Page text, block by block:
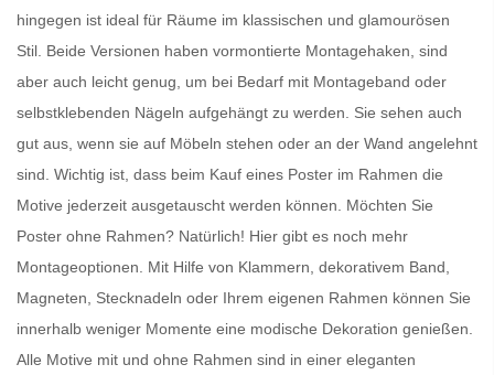
hingegen ist ideal für Räume im klassischen und glamourösen
Stil. Beide Versionen haben vormontierte Montagehaken, sind
aber auch leicht genug, um bei Bedarf mit Montageband oder
selbstklebenden Nägeln aufgehängt zu werden. Sie sehen auch
gut aus, wenn sie auf Möbeln stehen oder an der Wand angelehnt
sind. Wichtig ist, dass beim Kauf eines Poster im Rahmen die
Motive jederzeit ausgetauscht werden können. Möchten Sie
Poster ohne Rahmen? Natürlich! Hier gibt es noch mehr
Montageoptionen. Mit Hilfe von Klammern, dekorativem Band,
Magneten, Stecknadeln oder Ihrem eigenen Rahmen können Sie
innerhalb weniger Momente eine modische Dekoration genießen.
Alle Motive mit und ohne Rahmen sind in einer eleganten